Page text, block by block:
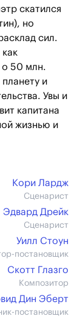
скатился
но
сил.
о 50 млн.
и
Увы и
капитана
жизнью и
Кори Лардж
Сценарист
Эдвард Дрейк
Сценарист
Уилл Стоун
постановщик
Скотт Глазго
Композитор
Дин Эберт
постановщик